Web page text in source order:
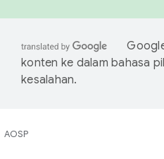
konten ke dalam bahasa
kesalahan.
AOSP